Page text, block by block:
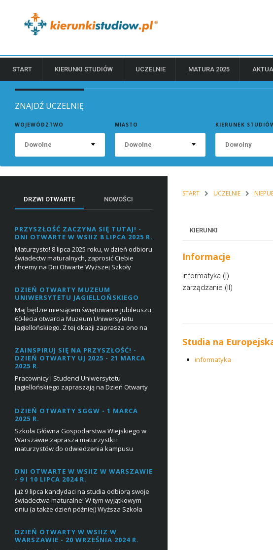
START KIERUNKI STUDIÓW UCZELNIE MATURA 2025
ZNAJDŹ UCZELNIĘ
WOJEWÓDZTWO
Dowolne
MIASTO
Dowolne
KIERUNEK
Dowolny
DRZWI OTWARTE NOWOŚCI
PRZYSZŁOŚĆ ZACZYNA SIĘ TUTAJ! -
DNI OTWARTE W WSIIZ 8 LIPCA 2025 R.
Maturzysto! 8 lipca 2025 roku, w dzień odbioru
świadectw maturalnych, zaprosić Ciebie
chcemy na Dni Otwarte Wyższej Szkoły
DZIEŃ OTWARTY MUZEUM
UNIWERSYTETU JAGIELLOŃSKIEGO
Maj będzie miesiącem świętowanie jubileuszu
60-lecia otwarcia Muzeum Uniwersytetu
Jagiellońskiego. Z tej okazji zaprasza ono na
ZAINSPIRUJ SIĘ NA PRZYSZŁOŚĆ! -
DZIEŃ OTWARTY UJ 2025 - 21 MARCA
2025 R.
Pracownicy i Studenci Uniwersytetu
Jagiellońskiego zapraszają na Dzień Otwarty
Jagiellońskim?&n...
DZIEŃ OTWARTY SGGW - 1 MARCA
2025 R.
Szkoła Główna Gospodarstwa Wiejskiego w
Warszawie zaprasza maturzystki i
maturzystów do odwiedzenia kampusu
DNI OTWARTE W WSIIZ W WARSZAWIE
- 9 I 10 LIPCA 2024 R.
Już 9 lipca kandydaci na studia odbiorą swoje
świadectwa maturalne! W tym wyjątkowym
dniu (a także dzień później) Wyższa Szkoła
zaprosi...
DZIEŃ OTWARTY W WSIIZ W
WARSZAWIE - 20 WRZEŚNIA 2024 R.
START UCZELNIE
KIERUNKI
Informacje
informatyka (I)
zarządzanie (II)
Studia na
informatyka